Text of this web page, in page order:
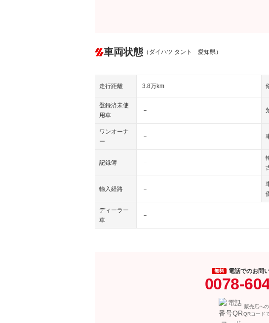
車両状態 （ダイハツ タント 愛知県）
走行距離 3.8万km
登録済未使
用車
－
ワンオーナ
ー
－
記録簿 －
輸入経路 －
ディーラー
車
－
無料 電話でのお問
0078-
販売店へ
QRコード